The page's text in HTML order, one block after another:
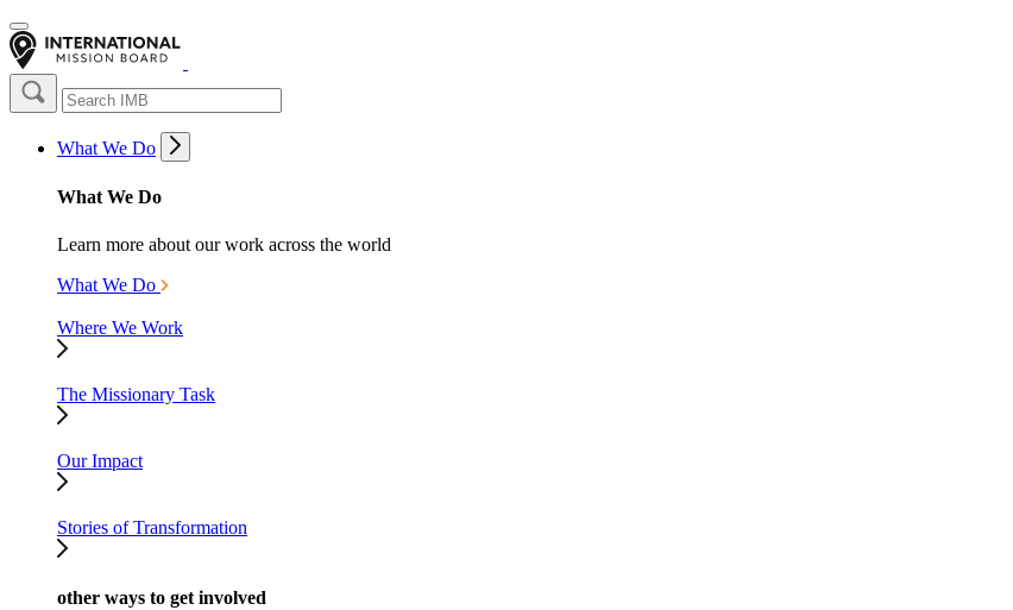
What We Do
What We Do
Learn more about our work across the world
What We Do
Where We Work
The Missionary Task
Our Impact
Stories of Transformation
other ways to get involved